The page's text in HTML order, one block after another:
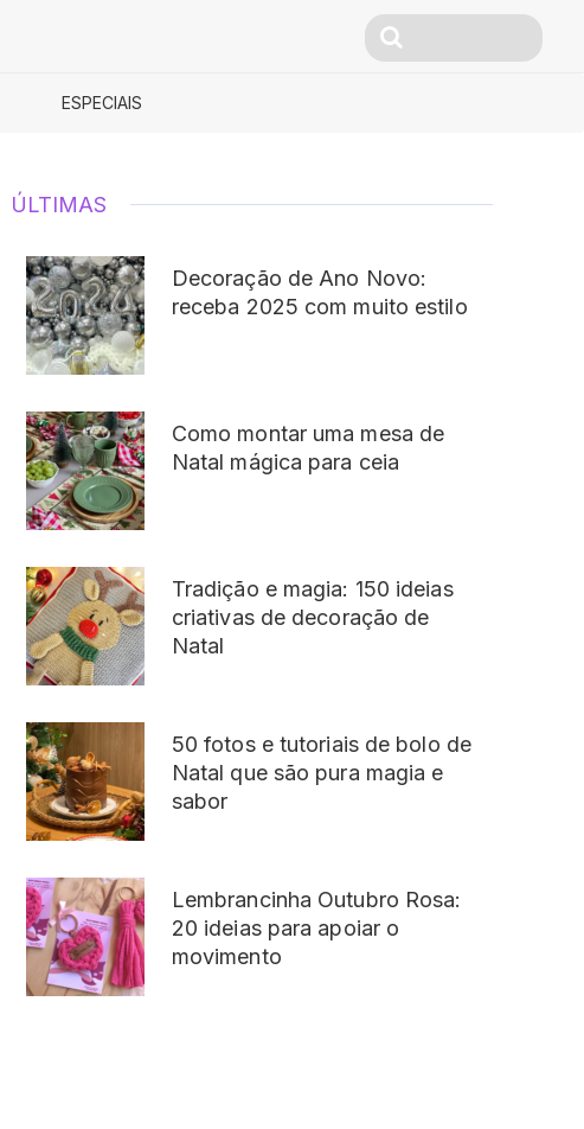
ESPECIAIS
ÚLTIMAS
Decoração de Ano Novo:
receba 2025 com muito estilo
Como montar uma mesa de
Natal mágica para ceia
Tradição e magia: 150 ideias
criativas de decoração de
Natal
50 fotos e tutoriais de bolo de
Natal que são pura magia e
sabor
Lembrancinha Outubro Rosa:
20 ideias para apoiar o
movimento